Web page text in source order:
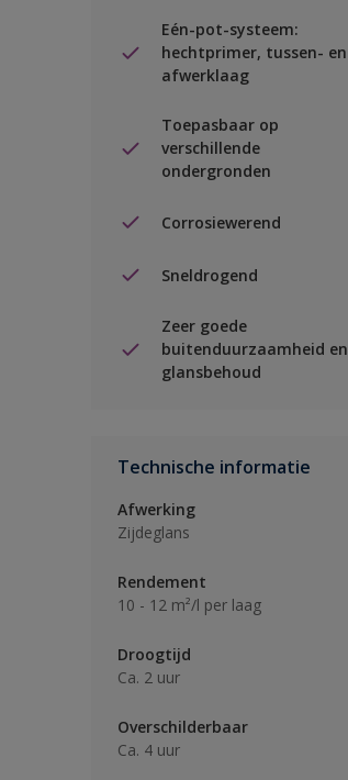
Eén-pot-systeem:
hechtprimer, tussen- en
afwerklaag
Toepasbaar op
verschillende
ondergronden
Corrosiewerend
Sneldrogend
Zeer goede
buitenduurzaamheid en
glansbehoud
Technische informatie
Afwerking
Zijdeglans
Rendement
10 - 12 m²/l per laag
Droogtijd
Ca. 2 uur
Overschilderbaar
Ca. 4 uur